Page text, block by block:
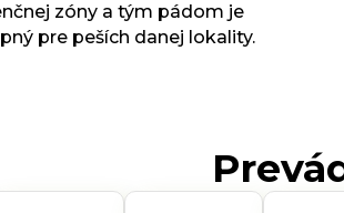
zóny a tým pádom je
pre peších danej lokality.